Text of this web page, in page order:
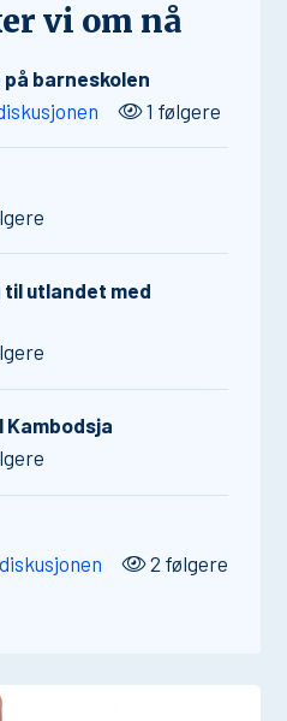
vi om nå
barneskolen
1 følgere
utlandet med
Kambodsja
2 følgere